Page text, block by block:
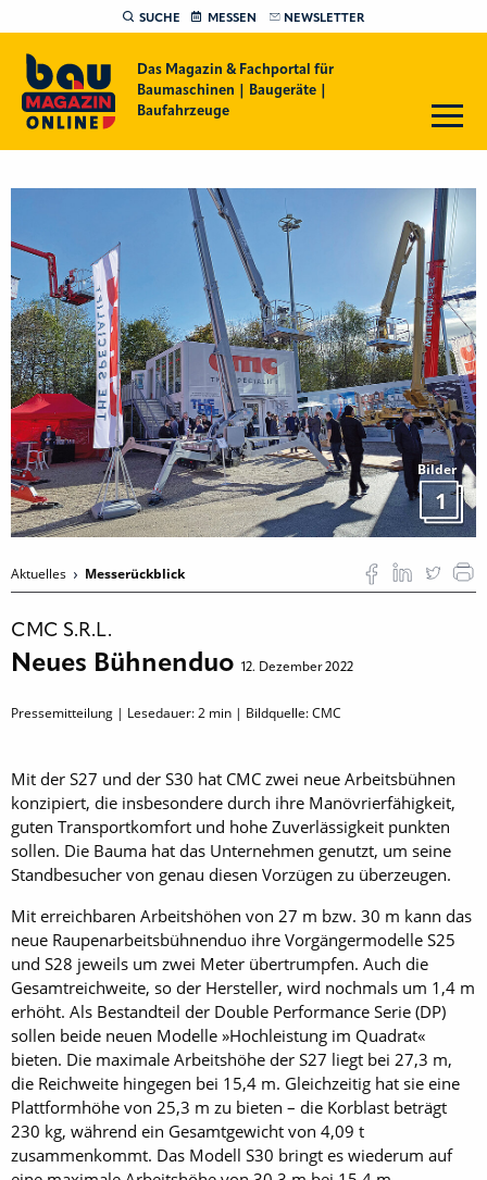
SUCHE MESSEN NEWSLETTER
Das Magazin & Fachportal für
Baumaschinen | Baugeräte |
Baufahrzeuge
Bilder
1
Aktuelles Messerückblick
CMC S.R.L.
Neues Bühnenduo 12. Dezember 2022
Pressemitteilung | Lesedauer:2 min | Bildquelle: CMC
Mit der S27 und der S30 hat CMC zwei neue Arbeitsbühnen
konzipiert, die insbesondere durch ihre Manövrierfähigkeit,
guten Transportkomfort und hohe Zuverlässigkeit punkten
sollen. Die Bauma hat das Unternehmen genutzt, um seine
Standbesucher von genau diesen Vorzügen zu überzeugen.
Mit erreichbaren Arbeitshöhen von 27 m bzw. 30 m kann das
neue Raupenarbeitsbühnenduo ihre Vorgängermodelle S25
und S28 jeweils um zwei Meter übertrumpfen. Auch die
Gesamtreichweite, so der Hersteller, wird nochmals um 1,4 m
erhöht. Als Bestandteil der Double Performance Serie (DP)
sollen beide neuen Modelle »Hochleistung im Quadrat«
bieten. Die maximale Arbeitshöhe der S27 liegt bei 27,3 m,
die Reichweite hingegen bei 15,4 m. Gleichzeitig hat sie eine
Plattformhöhe von 25,3 m zu bieten – die Korblast beträgt
230 kg, während ein Gesamtgewicht von 4,09 t
zusammenkommt. Das Modell S30 bringt es wiederum auf